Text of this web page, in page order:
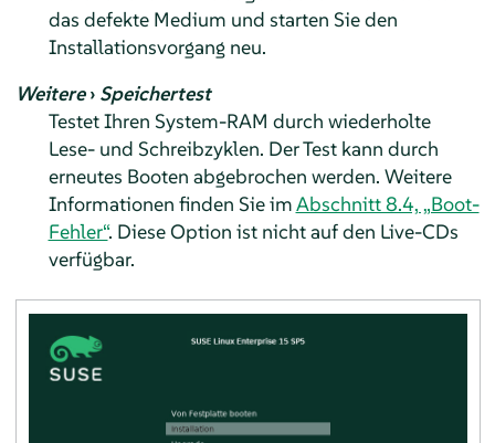
das defekte Medium und starten Sie den
Installationsvorgang neu.
Weitere› Speichertest
Testet Ihren System-RAM durch wiederholte
Lese- und Schreibzyklen. Der Test kann durch
erneutes Booten abgebrochen werden. Weitere
Informationen finden Sie imAbschnitt 8.4, „Boot-
Fehler“. Diese Option ist nicht auf den Live-CDs
verfügbar.